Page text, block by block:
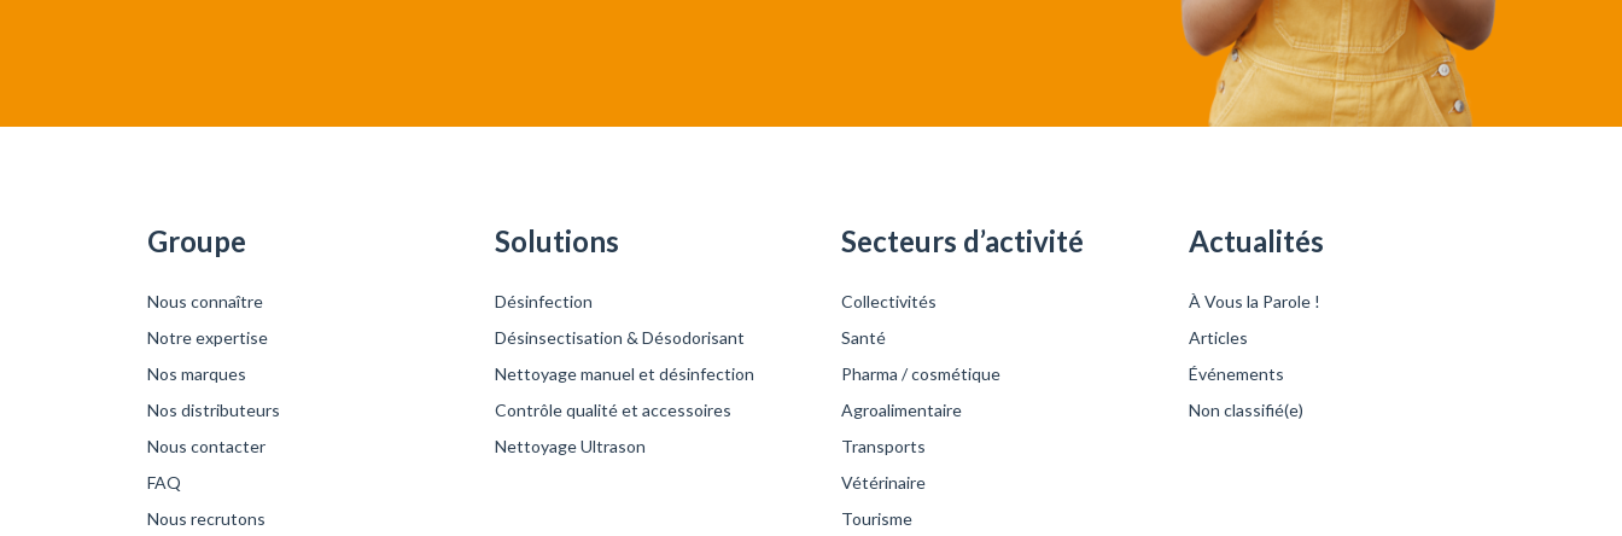
Groupe
Nous connaître
Notre expertise
Nos marques
Nos distributeurs
Nous contacter
FAQ
Nous recrutons
Solutions
Désinfection
Désinsectisation & Désodorisant
Nettoyage manuel et désinfection
Contrôle qualité et accessoires
Nettoyage Ultrason
Secteurs d’activité
Collectivités
Santé
Pharma / cosmétique
Agroalimentaire
Transports
Vétérinaire
Tourisme
Actualités
À Vous la Parole !
Articles
Événements
Non classifié(e)